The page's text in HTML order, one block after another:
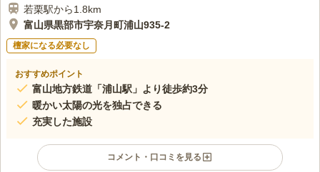
若栗駅から1.8km
富山県黒部市宇奈月町浦山935-2
檀家になる必要なし
おすすめポイント
富山地方鉄道「浦山駅」より徒歩約3分
暖かい太陽の光を独占できる
充実した施設
コメント・口コミを見る